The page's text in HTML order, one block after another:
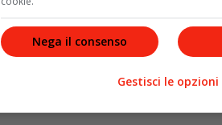
Nega il consenso
Gestisci le opzioni